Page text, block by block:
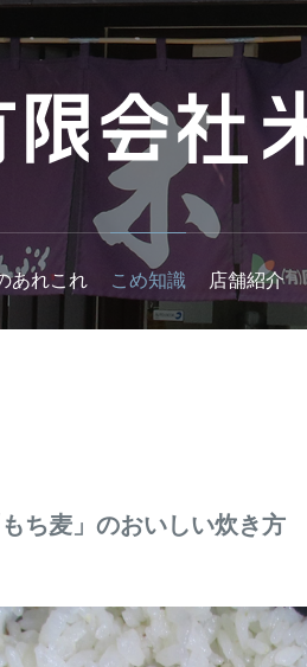
あれこれ こめ知識 店舗紹介
ち麦」のおいしい炊き方